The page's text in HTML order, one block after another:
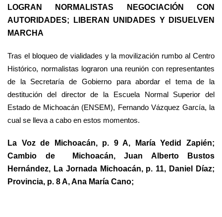
LOGRAN NORMALISTAS NEGOCIACIÓN CON
AUTORIDADES; LIBERAN UNIDADES Y DISUELVEN
MARCHA
Tras el bloqueo de vialidades y la movilización rumbo al Centro
Histórico, normalistas lograron una reunión con representantes
de la Secretaría de Gobierno para abordar el tema de la
destitución del director de la Escuela Normal Superior del
Estado de Michoacán (ENSEM), Fernando Vázquez García, la
cual se lleva a cabo en estos momentos.
La Voz de Michoacán, p. 9 A, María Yedid Zapién;
Cambio de Michoacán, Juan Alberto Bustos
Hernández, La Jornada Michoacán, p. 11, Daniel Díaz;
Provincia, p. 8 A, Ana María Cano;